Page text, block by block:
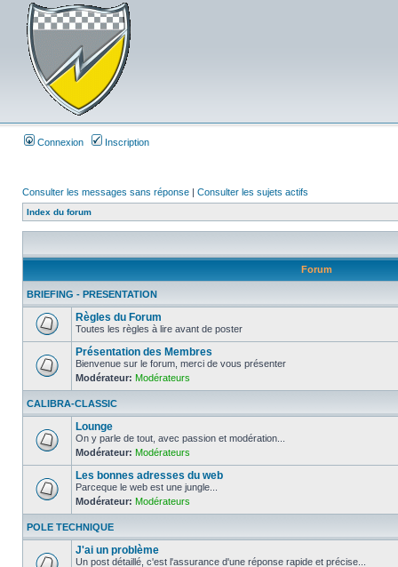
Connexion Inscription
Consulter les messages sans réponse | Consulter les sujets actifs
Index du forum
Forum
BRIEFING - PRESENTATION
Règles du Forum
Toutes les règles à lire avant de poster
Présentation des Membres
Bienvenue sur le forum, merci de vous présenter
Modérateur: Modérateurs
CALIBRA-CLASSIC
Lounge
On y parle de tout, avec passion et modération...
Modérateur: Modérateurs
Les bonnes adresses du web
Parceque le web est une jungle...
Modérateur: Modérateurs
POLE TECHNIQUE
J'ai un problème
Un post détaillé, c'est l'assurance d'une réponse rapide et précise...